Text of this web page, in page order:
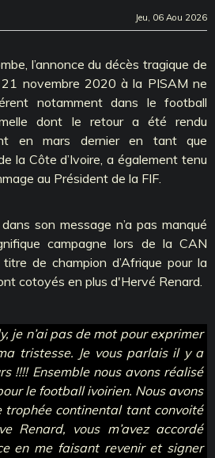
Jeu, 06 Aou 2026
l’annonce du décès tragique de
novembre 2020 à la PISAM ne
notamment dans le football
dont le retour a été rendu
en mars dernier en tant que
la Côte d’Ivoire, a également tenu
au Président de la FIF.
son message n’a pas manqué
campagne lors de la CAN
de champion d’Afrique pour la
cotoyés en plus d'Hervé Renard.
je n’ai pas de mot pour exprimer
tristesse. Je vous parlais il y a
!!!! Ensemble nous avons réalisé
le football ivoirien. Nous avons
trophée continental tant convoité
Renard, vous m’avez accordé
en me faisant revenir et signer